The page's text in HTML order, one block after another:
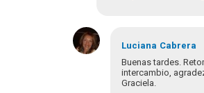
respuesta
Luciana Cabrera
Buenas tardes.
intercambio,
Graciela.